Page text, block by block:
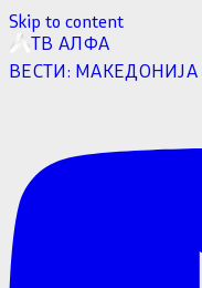
Skip to content
ТВ АЛФА
ВЕСТИ: МАКЕДОНИЈА